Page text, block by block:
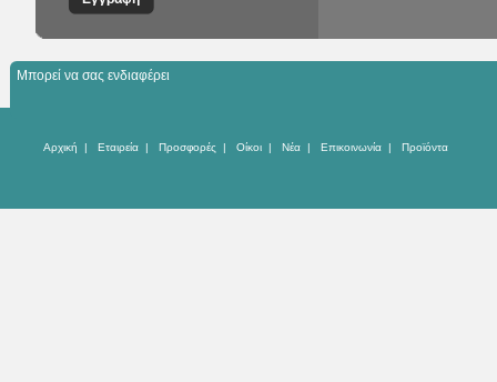
Μπορεί να σας ενδιαφέρει
Αρχική | Εταιρεία | Προσφορές | Οίκοι | Νέα | Επικοινωνία | Προϊόντα